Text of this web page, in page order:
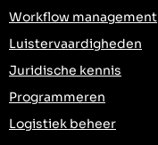
Workflow management
Luistervaardigheden
Juridische kennis
Programmeren
Logistiek beheer